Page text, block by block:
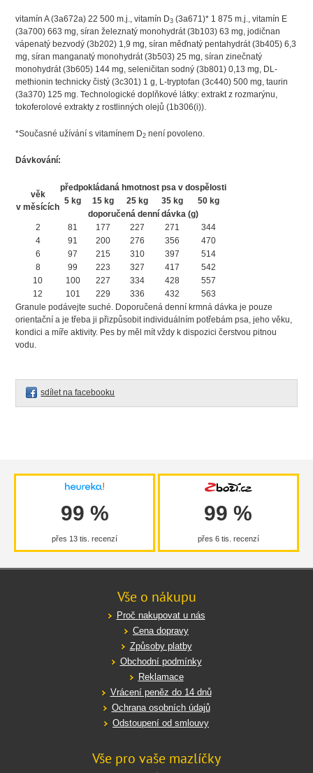
vitamín A (3a672a) 22 500 m.j., vitamín D3 (3a671)* 1 875 m.j., vitamín E
(3a700) 663 mg, síran železnatý monohydrát (3b103) 63 mg, jodičnan
vápenatý bezvodý (3b202) 1,9 mg, síran měďnatý pentahydrát (3b405) 6,3
mg, síran manganatý monohydrát (3b503) 25 mg, síran zinečnatý
monohydrát (3b605) 144 mg, seleničitan sodný (3b801) 0,13 mg, DL-
methionin technicky čistý (3c301) 1 g, L-tryptofan (3c440) 500 mg, taurin
(3a370) 125 mg. Technologické doplňkové látky: extrakt z rozmarýnu,
tokoferolové extrakty z rostlinných olejů (1b306(i)).
*Současné užívání s vitamínem D2 není povoleno.
Dávkování:
věk
v měsících
předpokládaná hmotnost psa v dospělosti
5 kg
15 kg 25 kg 35 kg
50 kg
doporučená denní dávka (g)
2
81 177 227 271
344
4
91 200 276 356
470
6
97 215 310 397
514
8
99 223 327 417
542
10
100 227 334 428
557
12
101 229 336 432
563
Granule podávejte suché. Doporučená denní krmná dávka je pouze
orientační a je třeba ji přizpůsobit individuálním potřebám psa, jeho věku,
kondici a míře aktivity. Pes by měl mít vždy k dispozici čerstvou pitnou
vodu.
sdílet na facebooku
99 %
přes 13 tis. recenzí
99 %
přes 6 tis. recenzí
Vše o nákupu
Proč nakupovat u nás
Cena dopravy
Způsoby platby
Obchodní podmínky
Reklamace
Vrácení peněz do 14 dnů
Ochrana osobních údajů
Odstoupení od smlouvy
Vše pro vaše mazlíčky